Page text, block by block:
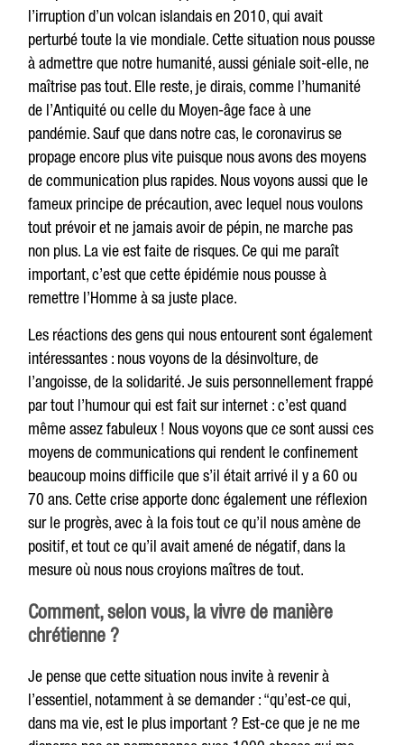
l’irruption d’un volcan islandais en 2010, qui avait
perturbé toute la vie mondiale. Cette situation nous pousse
à admettre que notre humanité, aussi géniale soit-elle, ne
maîtrise pas tout. Elle reste, je dirais, comme l’humanité
de l’Antiquité ou celle du Moyen-âge face à une
pandémie. Sauf que dans notre cas, le coronavirus se
propage encore plus vite puisque nous avons des moyens
de communication plus rapides. Nous voyons aussi que le
fameux principe de précaution, avec lequel nous voulons
tout prévoir et ne jamais avoir de pépin, ne marche pas
non plus. La vie est faite de risques. Ce qui me paraît
important, c’est que cette épidémie nous pousse à
remettre l’Homme à sa juste place.
Les réactions des gens qui nous entourent sont également
intéressantes : nous voyons de la désinvolture, de
l’angoisse, de la solidarité. Je suis personnellement frappé
par tout l’humour qui est fait sur internet : c’est quand
même assez fabuleux ! Nous voyons que ce sont aussi ces
moyens de communications qui rendent le confinement
beaucoup moins difficile que s’il était arrivé il y a 60 ou
70 ans. Cette crise apporte donc également une réflexion
sur le progrès, avec à la fois tout ce qu’il nous amène de
positif, et tout ce qu’il avait amené de négatif, dans la
mesure où nous nous croyions maîtres de tout.
Comment, selon vous, la vivre de manière
chrétienne ?
Je pense que cette situation nous invite à revenir à
l’essentiel, notamment à se demander : “qu’est-ce qui,
dans ma vie, est le plus important ? Est-ce que je ne me